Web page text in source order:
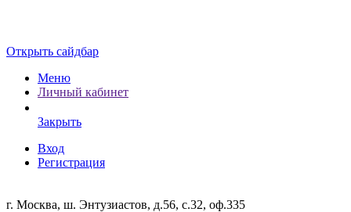
Открыть сайдбар
Меню
Личный кабинет
Закрыть
Вход
Регистрация
г. Москва, ш. Энтузиастов, д.56, с.32, оф.335